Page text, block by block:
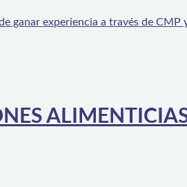
ganar experiencia a través de CMP